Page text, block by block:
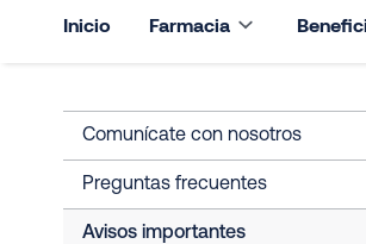
Inicio Farmacia
Comunícate con nosotros
Preguntas frecuentes
Avisos importantes